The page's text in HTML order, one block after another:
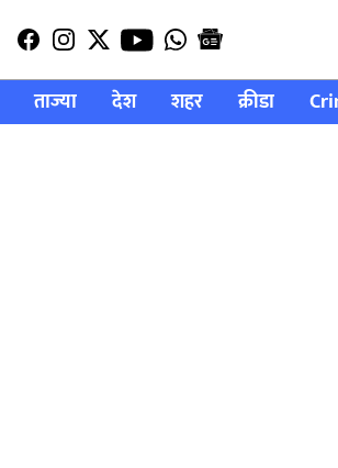
ताज्या देश शहर क्रीडा